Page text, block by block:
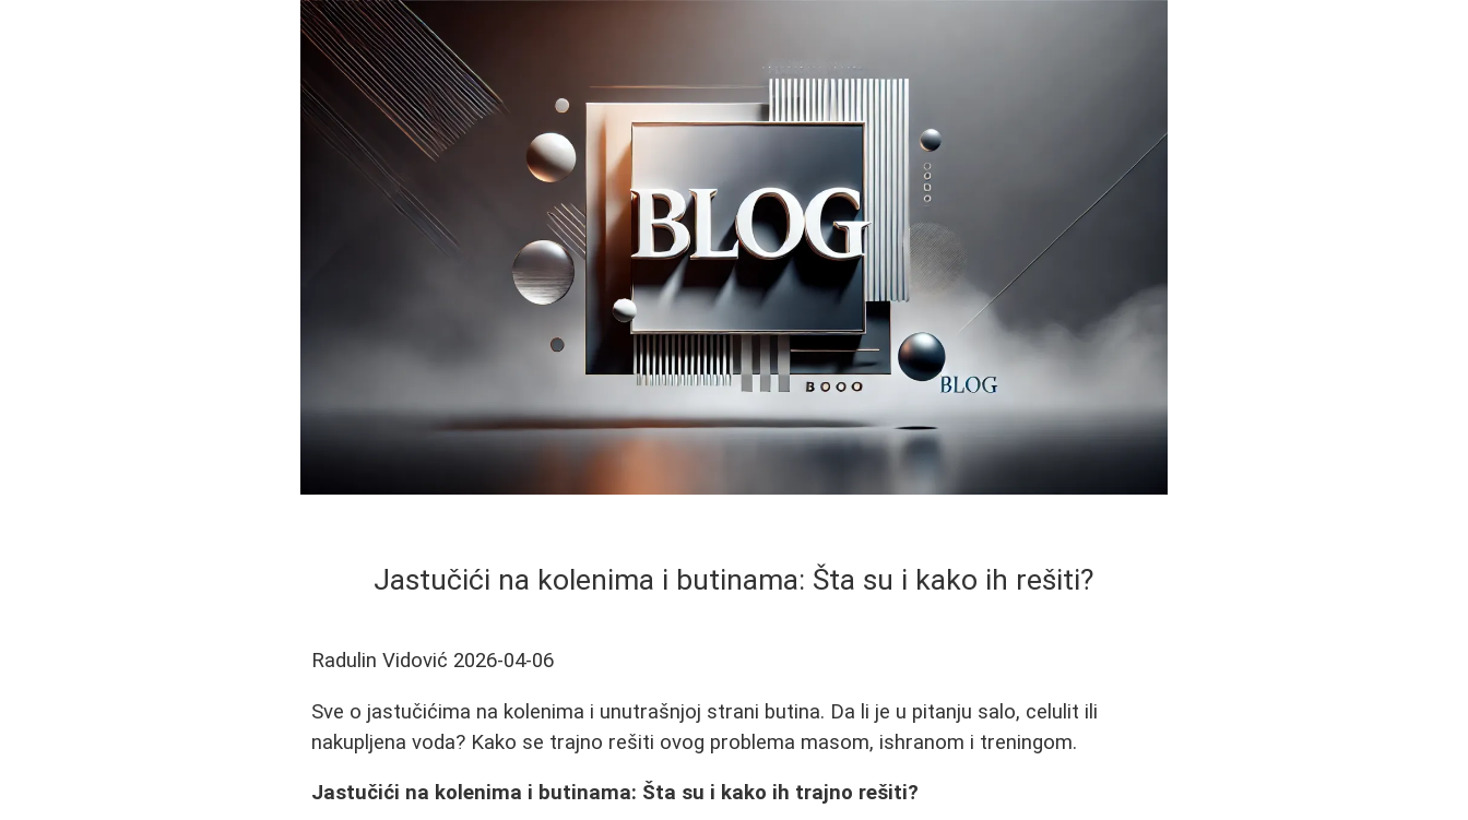
Jastučići na kolenima i butinama: Šta su i kako ih rešiti?
Radulin Vidović 2026-04-06
Sve o jastučićima na kolenima i unutrašnjoj strani butina. Da li je u pitanju salo, celulit ili
nakupljena voda? Kako se trajno rešiti ovog problema masom, ishranom i treningom.
Jastučići na kolenima i butinama: Šta su i kako ih trajno rešiti?